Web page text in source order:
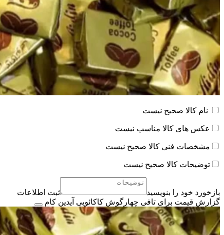
نام کالا صحیح نیست
عکس های کالا مناسب نیست
مشخصات فنی کالا صحیح نیست
توضیحات کالا صحیح نیست
بازخورد خود را بنویسید
ثبت اطلاعات
گزارش قیمت برای تافی چهارگوش کاکائویی آیدین کام